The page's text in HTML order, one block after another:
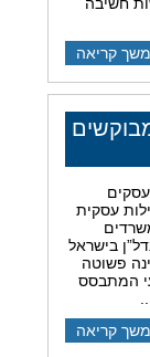
קריאה
עסקית
בישראל
פשוטה
המתבסס
קריאה